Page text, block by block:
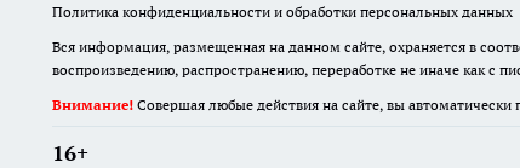
Политика конфиденциальности и обработки персональных данных
Вся информация, размещенная на данном сайте, охраняется в
воспроизведению, распространению, переработке не иначе как с
Внимание! Совершая любые действия на сайте, вы автоматически
16+